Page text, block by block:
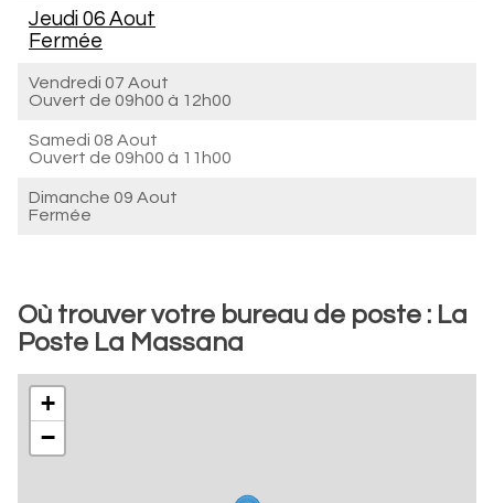
Jeudi 06 Aout
Fermée
Vendredi 07 Aout
Ouvert de 09h00 à 12h00
Samedi 08 Aout
Ouvert de 09h00 à 11h00
Dimanche 09 Aout
Fermée
Où trouver votre bureau de poste : La
Poste La Massana
+
−